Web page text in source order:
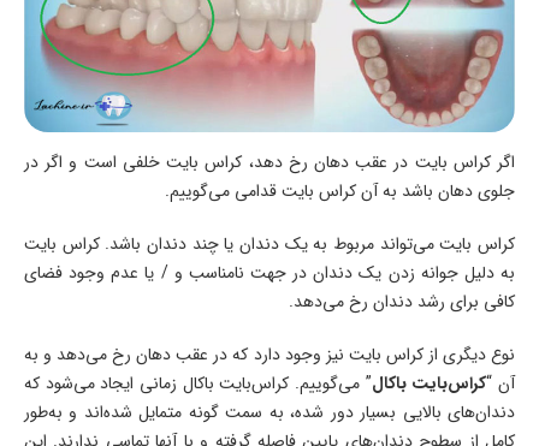
اگر کراس بایت در عقب دهان رخ دهد، کراس بایت خلفی است و اگر در
جلوی دهان باشد به آن کراس بایت قدامی می‌گوییم.
کراس بایت می‌تواند مربوط به یک دندان یا چند دندان باشد. کراس بایت
به دلیل جوانه زدن یک دندان در جهت نامناسب و / یا عدم وجود فضای
کافی برای رشد دندان رخ می‌دهد.
نوع دیگری از کراس بایت نیز وجود دارد که در عقب دهان رخ می‌دهد و به
آن “کراس‌بایت باکال” می‌گوییم. کراس‌بایت باکال زمانی ایجاد می‌شود که
دندان‌های بالایی بسیار دور شده، به سمت گونه متمایل شده‌اند و به‌طور